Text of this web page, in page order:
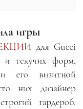
игры
для Gucci
и текучих форм,
его визитной
них дизайнер
гардероб.